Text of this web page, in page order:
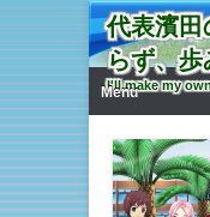
代表濱田
らず、歩
I'll make my
第1メニュー
コンテンツへ移動
Menu